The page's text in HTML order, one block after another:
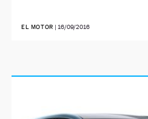
EL MOTOR | 16/09/2016